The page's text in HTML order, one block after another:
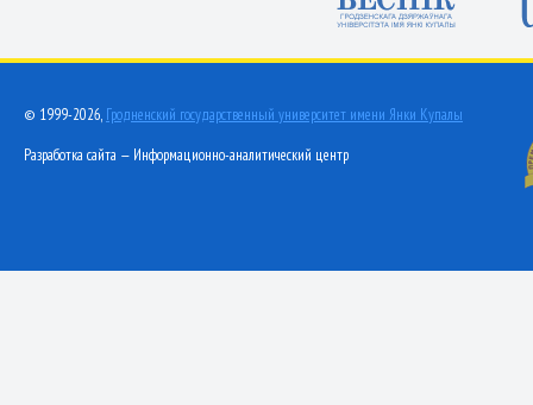
© 1999-2026, Гродненский государственный университет имени Янки Купалы
Разработка сайта — Информационно-аналитический центр